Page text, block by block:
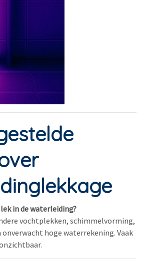
in de waterleiding?
vochtplekken, schimmelvorming,
onverwacht hoge waterrekening. Vaak